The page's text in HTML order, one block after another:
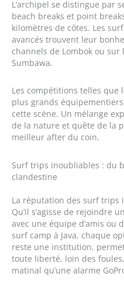
L’archipel se distingue par
beach breaks et point
kilomètres de côtes. Les
avancés trouvent leur
channels de Lombok ou
Sumbawa.
Les compétitions telles que
plus grands
cette scène. Un mélange
de la nature et quête de la
meilleur after du coin.
Surf trips inoubliables : du
clandestine
La réputation des surf trips
Qu’il s’agisse de rejoindre un
avec une équipe d’amis ou
surf camp à Java, chaque
reste une institution,
toute liberté, loin des
matinal qu’une alarme